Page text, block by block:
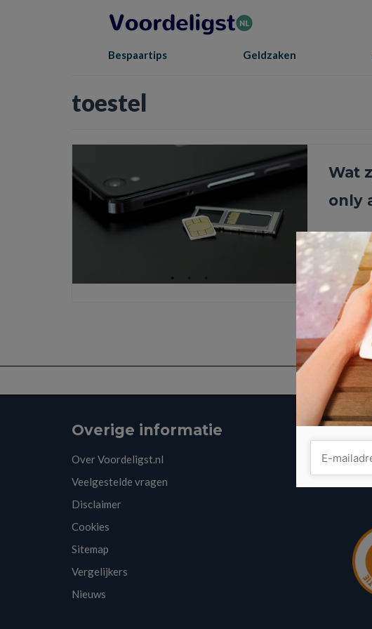
Bespaartips Geldzaken
toestel
Wat
only
SIM
Maar
belbundel
Overige informatie
Over Voordeligst.nl
Veelgestelde vragen
Disclaimer
Cookies
Sitemap
Vergelijkers
Nieuws